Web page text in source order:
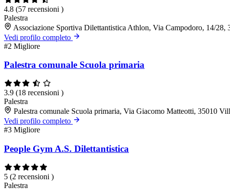
4.8 (57 recensioni )
Palestra
Associazione Sportiva Dilettantistica Athlon, Via Campodoro, 14/28,
Vedi profilo completo
#2 Migliore
Palestra comunale Scuola primaria
3.9 (18 recensioni )
Palestra
Palestra comunale Scuola primaria, Via Giacomo Matteotti, 35010
Vedi profilo completo
#3 Migliore
People Gym A.S. Dilettantistica
5 (2 recensioni )
Palestra